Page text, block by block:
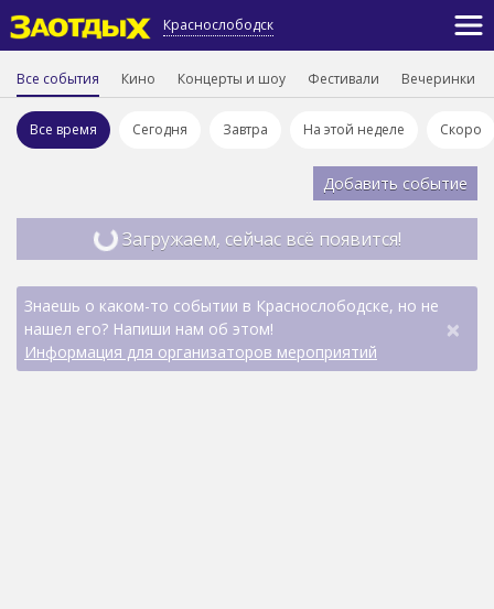
Краснослободск
Все события Кино Концерты и шоу Фестивали Вечеринки
Все время Сегодня Завтра На этой неделе Скоро
Добавить событие
Загружаем, сейчас всё появится!
Знаешь о каком-то событии в Краснослободске, но не
нашел его? Напиши нам об этом!
Информация для организаторов мероприятий
×